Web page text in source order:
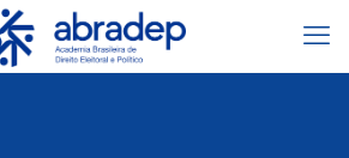
de ferramentas